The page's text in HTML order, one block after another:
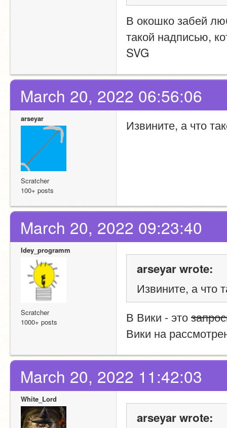
В окошко забей
такой надписью,
SVG
March 20, 2022 06:56:06
arseyar
Scratcher
100+ posts
Извините, а что
March 20, 2022 09:23:40
Idey_programm
Scratcher
1000+ posts
arseyar wrote:
Извините, а что
В Вики - это
Вики на
March 20, 2022 11:42:03
White_Lord
arseyar wrote: